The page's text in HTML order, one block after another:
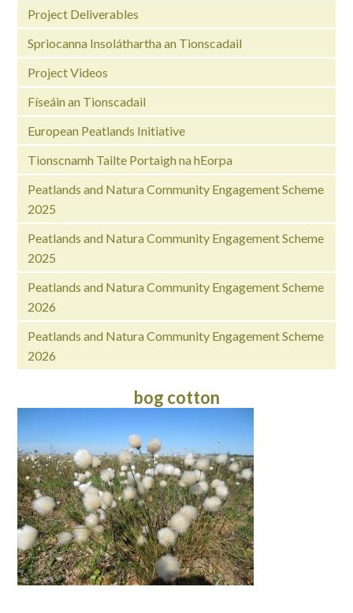
Project Deliverables
Spriocanna Insoláthartha an Tionscadail
Project Videos
Físeáin an Tionscadail
European Peatlands Initiative
Tionscnamh Tailte Portaigh na hEorpa
Peatlands and Natura Community Engagement Scheme
2025
Peatlands and Natura Community Engagement Scheme
2025
Peatlands and Natura Community Engagement Scheme
2026
Peatlands and Natura Community Engagement Scheme
2026
bog cotton